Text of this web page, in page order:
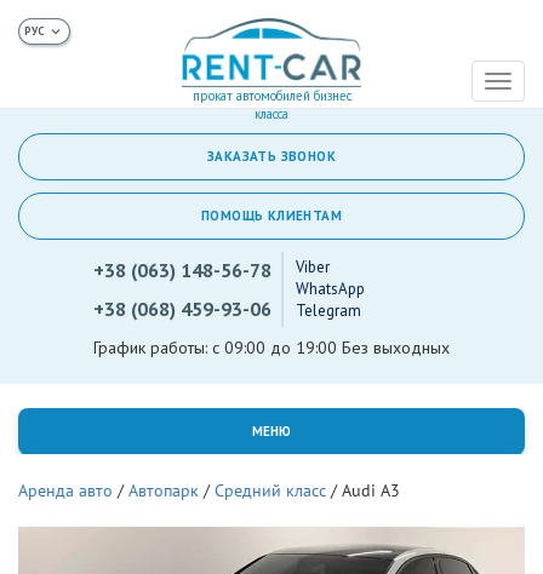
прокат автомобилей бизнес
класса
+38 (063) 148-56-78
+38 (068) 459-93-06
Viber
WhatsApp
Telegram
График работы: с 09:00 до 19:00 Без выходных
ЗАКАЗАТЬ ЗВОНОК
ПОМОЩЬ КЛИЕНТАМ
МЕНЮ
Аренда авто /Автопарк /Средний класс /Audi A3